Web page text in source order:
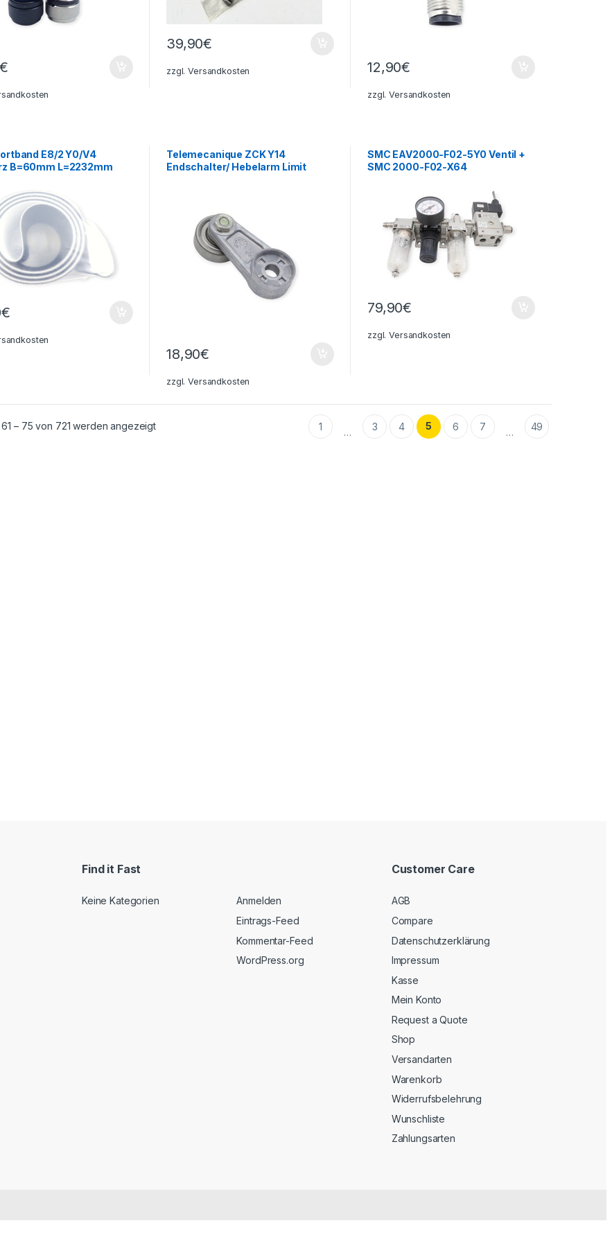
€
39,90€
zzgl.Versandkosten 12,90€
zzgl.Versandkosten
E8/2 Y0/V4
B=60mm L=2232mm
€
Telemecanique ZCK Y14
Endschalter/ Hebelarm Limit
18,90€
zzgl.Versandkosten
SMC EAV2000-F02-5Y0 Ventil +
SMC 2000-F02-X64
79,90€
zzgl.Versandkosten
– 75 von 721 werden angezeigtNach Aktualität sortiert 1 … 3 4 5 6 7 … 49
Find it Fast
Keine Kategorien
Anmelden
Eintrags-Feed
Kommentar-Feed
WordPress.org
Customer Care
AGB
Compare
Datenschutzerklärung
Impressum
Kasse
Mein Konto
Request a Quote
Shop
Versandarten
Warenkorb
Widerrufsbelehrung
Wunschliste
Zahlungsarten